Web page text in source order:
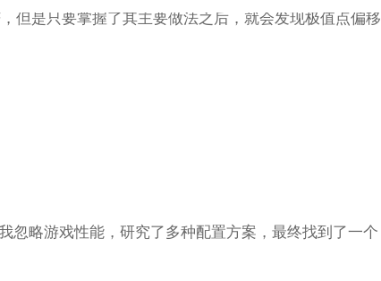
但是只要掌握了其主要做法之后，就会发现极值点偏移
略游戏性能，研究了多种配置方案，最终找到了一个